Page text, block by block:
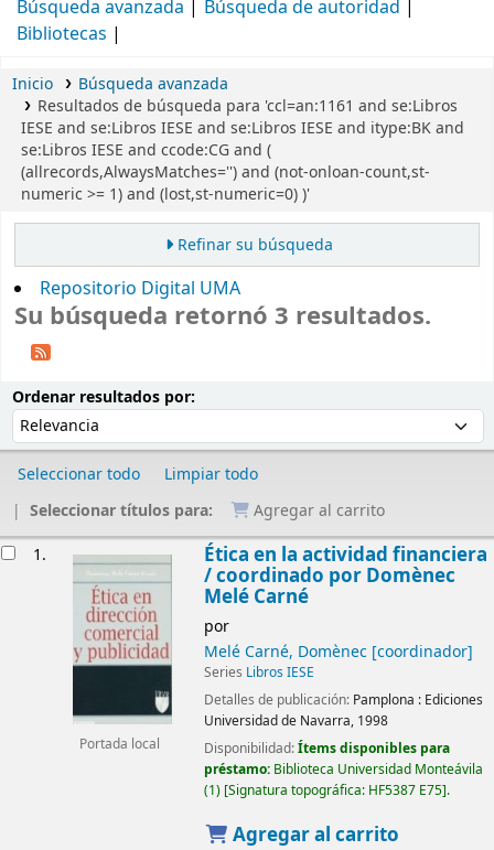
Búsqueda avanzada
Búsqueda de autoridad
Bibliotecas
Inicio
Búsqueda avanzada
Resultados de búsqueda para 'ccl=an:1161 and se:Libros
IESE and se:Libros IESE and se:Libros IESE and itype:BK and
se:Libros IESE and ccode:CG and (
(allrecords,AlwaysMatches='') and (not-onloan-count,st-
numeric >= 1) and (lost,st-numeric=0) )'
Refinar su búsqueda
Repositorio Digital UMA
Su búsqueda retornó 3 resultados.
Ordenar resultados por:
Seleccionar todo
Limpiar todo
Seleccionar títulos para:
Agregar al carrito
1.
Portada local
Ética en la actividad financiera
/coordinado por Domènec
Melé Carné
por
Melé Carné, Domènec[coordinador]
Series Libros IESE
Detalles de publicación: Pamplona : Ediciones
Universidad de Navarra, 1998
Disponibilidad:Ítems disponibles para
préstamo: Biblioteca Universidad Monteávila
(1) Signatura topográfica: HF5387 E75 .
Agregar al carrito